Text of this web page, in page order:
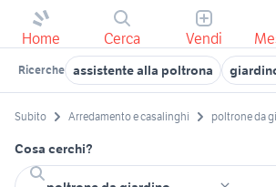
Home Cerca Vendi
Ricerche assistente alla poltrona
Subito Arredamento e casalinghi poltrone da
Cosa cerchi?